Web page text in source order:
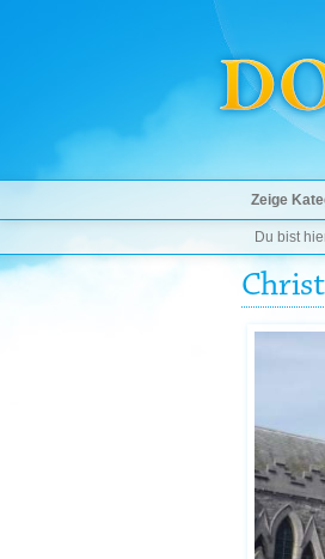
Zeige
Du bist